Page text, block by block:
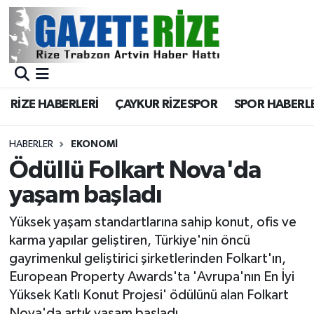
RİZE HABERLERİ ÇAYKUR RİZESPOR SPOR
HABERLER EKONOMİ
Ödüllü Folkart Nova'da
yaşam başladı
Yüksek yaşam standartlarına sahip konut, ofis ve
karma yapılar geliştiren, Türkiye'nin öncü
gayrimenkul geliştirici şirketlerinden Folkart'ın,
European Property Awards'ta 'Avrupa'nın En İyi
Yüksek Katlı Konut Projesi' ödülünü alan Folkart
BÖLGEMİZ
Asayiş
Rize Jandarma Komutanlığı
Bilim Teknoloji
Bölge
Advertising news
Canlı Maç
Merkez Nöbetçi Eczaneler
Merkez Trafik Yoğunluk Haritası
Süper Lig Puan Durumu ve Fikstür
Tüm Manşetler
Son Dakika Haberleri
Haber Arşivi